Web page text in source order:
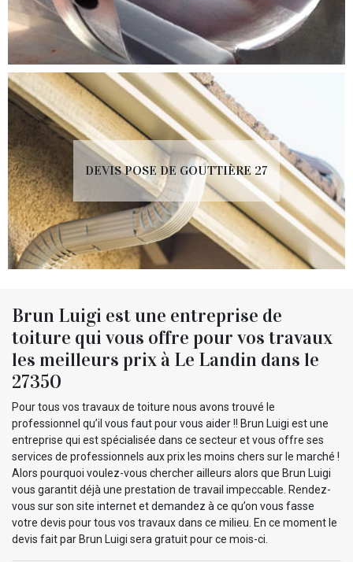
DEVIS POSE DE GOUTTIÈRE 27
Brun Luigi est une entreprise de
toiture qui vous offre pour vos travaux
les meilleurs prix à Le Landin dans le
27350
Pour tous vos travaux de toiture nous avons trouvé le
professionnel qu’il vous faut pour vous aider !! Brun Luigi est une
entreprise qui est spécialisée dans ce secteur et vous offre ses
services de professionnels aux prix les moins chers sur le marché !
Alors pourquoi voulez-vous chercher ailleurs alors que Brun Luigi
vous garantit déjà une prestation de travail impeccable. Rendez-
vous sur son site internet et demandez à ce qu’on vous fasse
votre devis pour tous vos travaux dans ce milieu. En ce moment le
devis fait par Brun Luigi sera gratuit pour ce mois-ci.